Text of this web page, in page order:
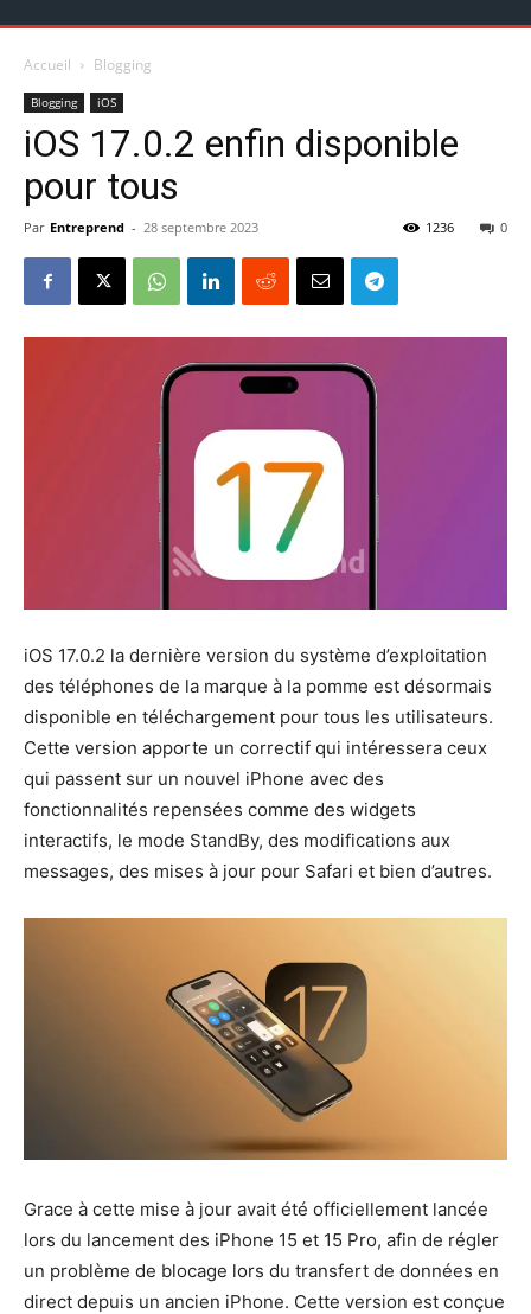
Accueil Blogging
Blogging iOS
iOS 17.0.2 enfin disponible
pour tous
Par Entreprend - 28 septembre 2023 0
1236
iOS 17.0.2 la dernière version du système d’exploitation
des téléphones de la marque à la pomme est désormais
disponible en téléchargement pour tous les utilisateurs.
Cette version apporte un correctif qui intéressera ceux
qui passent sur un nouvel iPhone avec des
fonctionnalités repensées comme des widgets
interactifs, le mode StandBy, des modifications aux
messages, des mises à jour pour Safari et bien d’autres.
Grace à cette mise à jour avait été officiellement lancée
lors du lancement des iPhone 15 et 15 Pro, afin de régler
un problème de blocage lors du transfert de données en
direct depuis un ancien iPhone. Cette version est conçue